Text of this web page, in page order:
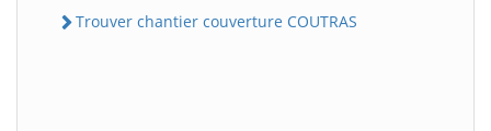
Trouver chantier couverture COUTRAS